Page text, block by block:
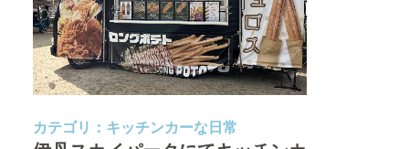
カテゴリ： キッチンカーな日常